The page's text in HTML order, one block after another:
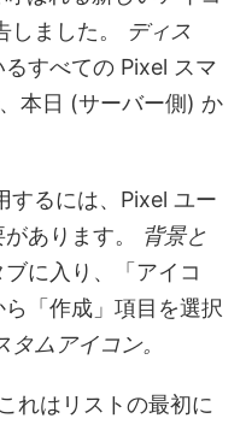
しました。 ディス
すべての Pixel スマ
本日 (サーバー側) か
するには、Pixel ユー
あります。 背景と
に入り、「アイコ
「作成」項目を選択
タムアイコン。
これはリストの最初に